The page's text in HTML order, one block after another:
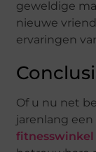
geweldige
nieuwe
ervaringen
Of u nu net
jarenlang